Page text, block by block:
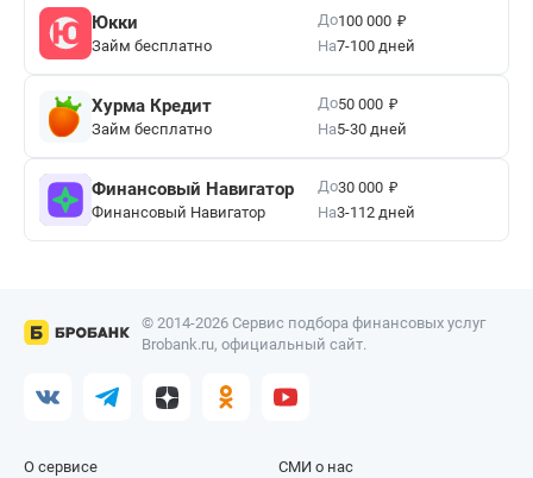
Юкки
Займ бесплатно
До100 000 ₽
На7-100 дней
Хурма Кредит
Займ бесплатно
До50 000 ₽
На5-30 дней
Финансовый Навигатор
Финансовый Навигатор
До30 000 ₽
На3-112 дней
© 2014-2026 Сервис подбора финансовых услуг
Brobank.ru, официальный сайт.
О сервисе СМИ о нас